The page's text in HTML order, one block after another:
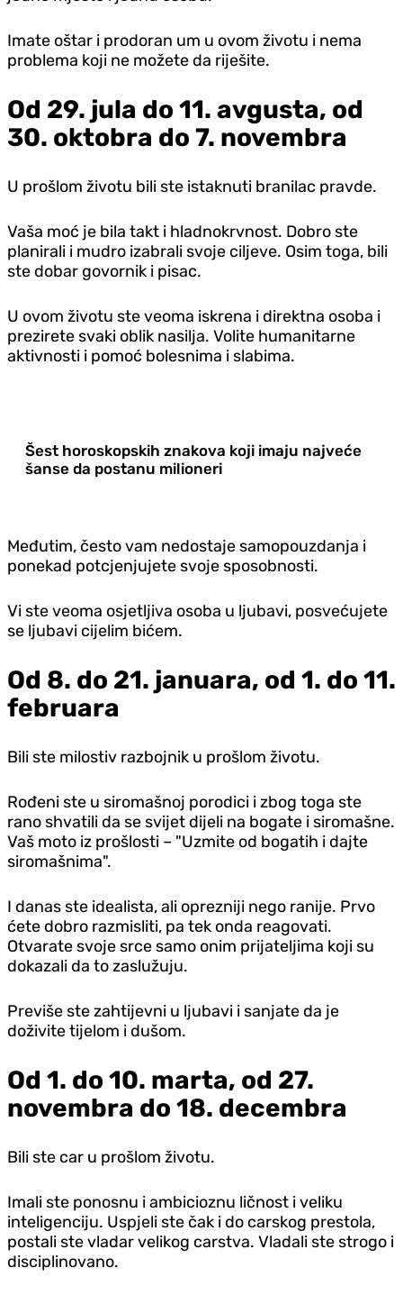
Imate oštar i prodoran um u ovom životu i nema
problema koji ne možete da riješite.
Od 29. jula do 11. avgusta, od
30. oktobra do 7. novembra
U prošlom životu bili ste istaknuti branilac pravde.
Vaša moć je bila takt i hladnokrvnost. Dobro ste
planirali i mudro izabrali svoje ciljeve. Osim toga, bili
ste dobar govornik i pisac.
U ovom životu ste veoma iskrena i direktna osoba i
prezirete svaki oblik nasilja. Volite humanitarne
aktivnosti i pomoć bolesnima i slabima.
Šest horoskopskih znakova koji imaju najveće
šanse da postanu milioneri
Međutim, često vam nedostaje samopouzdanja i
ponekad potcjenjujete svoje sposobnosti.
Vi ste veoma osjetljiva osoba u ljubavi, posvećujete
se ljubavi cijelim bićem.
Od 8. do 21. januara, od 1. do 11.
februara
Bili ste milostiv razbojnik u prošlom životu.
Rođeni ste u siromašnoj porodici i zbog toga ste
rano shvatili da se svijet dijeli na bogate i siromašne.
Vaš moto iz prošlosti – "Uzmite od bogatih i dajte
siromašnima".
I danas ste idealista, ali oprezniji nego ranije. Prvo
ćete dobro razmisliti, pa tek onda reagovati.
Otvarate svoje srce samo onim prijateljima koji su
dokazali da to zaslužuju.
Previše ste zahtijevni u ljubavi i sanjate da je
doživite tijelom i dušom.
Od 1. do 10. marta, od 27.
novembra do 18. decembra
Bili ste car u prošlom životu.
Imali ste ponosnu i ambicioznu ličnost i veliku
inteligenciju. Uspjeli ste čak i do carskog prestola,
postali ste vladar velikog carstva. Vladali ste strogo i
disciplinovano.